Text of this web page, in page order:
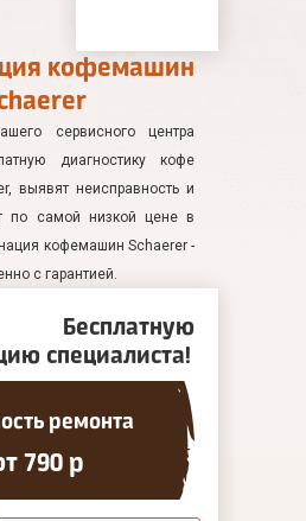
кофемашин
сервисного центра
диагностику кофе
выявят неисправность и
по самой низкой цене в
кофемашин Schaerer -
с гарантией.
Бесплатную
специалиста!
ремонта
790 р